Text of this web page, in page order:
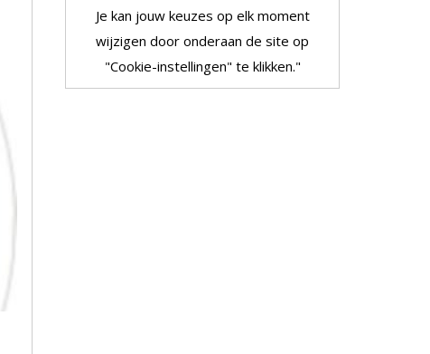
Je kan jouw keuzes op elk moment
wijzigen door onderaan de site op
"Cookie-instellingen" te klikken."